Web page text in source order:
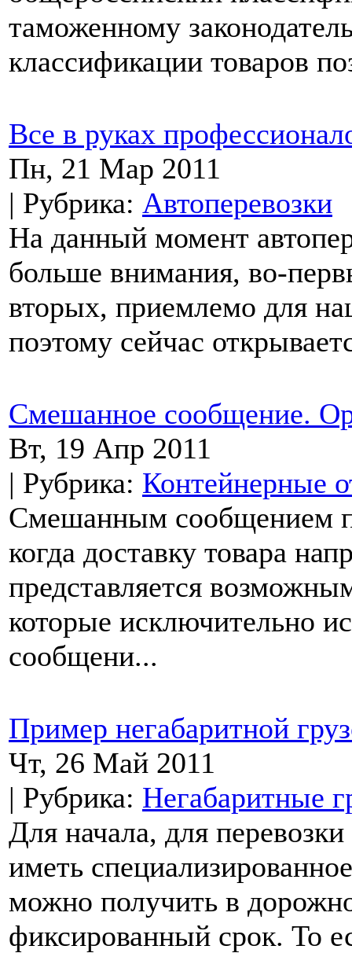
таможенному
классификации товаров
Все в руках
Пн, 21 Мар 2011
| Рубрика: Автоперевозки
На данный момент
больше внимания, во-
вторых, приемлемо для
поэтому сейчас
Смешанное сообщение.
Вт, 19 Апр 2011
| Рубрика: Контейнерные
Смешанным сообщением
когда доставку товара
представляется
которые исключительно
сообщени...
Пример негабаритной
Чт, 26 Май 2011
| Рубрика: Негабаритные
Для начала, для
иметь
можно получить в
фиксированный срок. То